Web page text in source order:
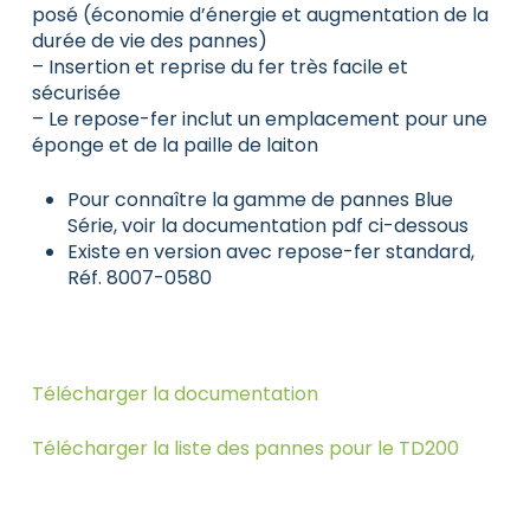
posé (économie d’énergie et augmentation de la
durée de vie des pannes)
– Insertion et reprise du fer très facile et
sécurisée
– Le repose-fer inclut un emplacement pour une
éponge et de la paille de laiton
Pour connaître la gamme de pannes Blue
Série, voir la documentation pdf ci-dessous
Existe en version avec repose-fer standard,
Réf. 8007-0580
Télécharger la documentation
Télécharger la liste des pannes pour le TD200